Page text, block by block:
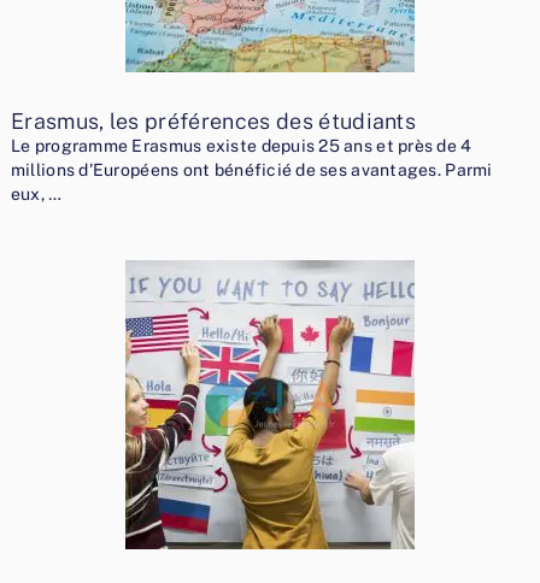
Erasmus, les préférences des étudiants
Le programme Erasmus existe depuis 25 ans et près de 4
millions d'Européens ont bénéficié de ses avantages. Parmi
eux, …